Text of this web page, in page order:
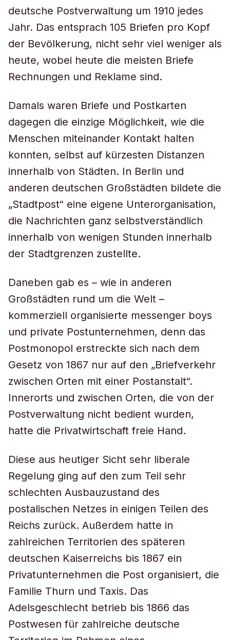
deutsche Postverwaltung um 1910 jedes
Jahr. Das entsprach 105 Briefen pro Kopf
der Bevölkerung, nicht sehr viel weniger als
heute, wobei heute die meisten Briefe
Rechnungen und Reklame sind.
Damals waren Briefe und Postkarten
dagegen die einzige Möglichkeit, wie die
Menschen miteinander Kontakt halten
konnten, selbst auf kürzesten Distanzen
innerhalb von Städten. In Berlin und
anderen deutschen Großstädten bildete die
„Stadtpost“ eine eigene Unterorganisation,
die Nachrichten ganz selbstverständlich
innerhalb von wenigen Stunden innerhalb
der Stadtgrenzen zustellte.
Daneben gab es – wie in anderen
Großstädten rund um die Welt –
kommerziell organisierte messenger boys
und private Postunternehmen, denn das
Postmonopol erstreckte sich nach dem
Gesetz von 1867 nur auf den „Briefverkehr
zwischen Orten mit einer Postanstalt“.
Innerorts und zwischen Orten, die von der
Postverwaltung nicht bedient wurden,
hatte die Privatwirtschaft freie Hand.
Diese aus heutiger Sicht sehr liberale
Regelung ging auf den zum Teil sehr
schlechten Ausbauzustand des
postalischen Netzes in einigen Teilen des
Reichs zurück. Außerdem hatte in
zahlreichen Territorien des späteren
deutschen Kaiserreichs bis 1867 ein
Privatunternehmen die Post organisiert, die
Familie Thurn und Taxis. Das
Adelsgeschlecht betrieb bis 1866 das
Postwesen für zahlreiche deutsche